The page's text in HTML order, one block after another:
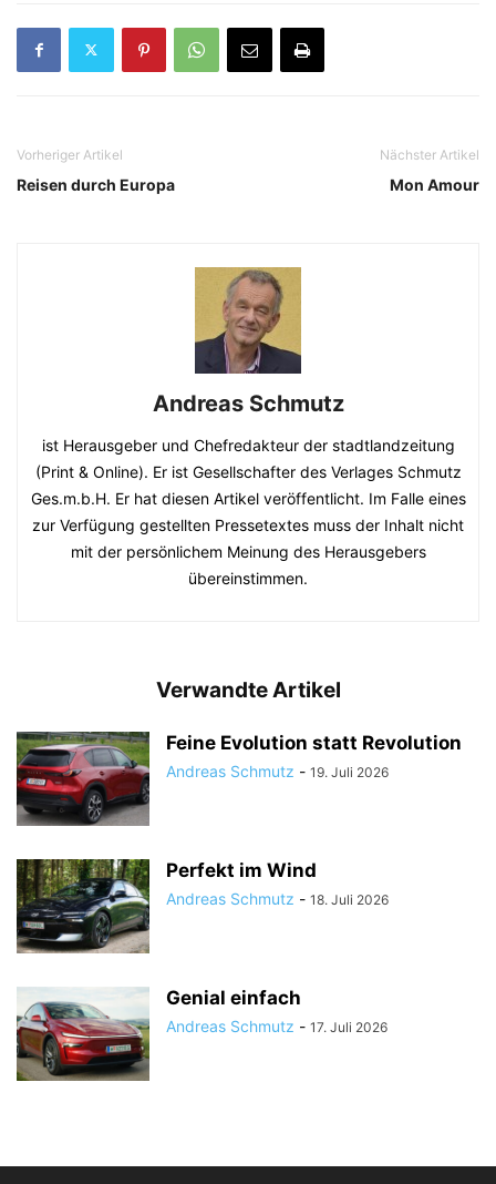
Vorheriger Artikel
Reisen durch Europa
Nächster Artikel
Mon Amour
Andreas Schmutz
ist Herausgeber und Chefredakteur der stadtlandzeitung
(Print & Online). Er ist Gesellschafter des Verlages Schmutz
Ges.m.b.H. Er hat diesen Artikel veröffentlicht. Im Falle eines
zur Verfügung gestellten Pressetextes muss der Inhalt nicht
mit der persönlichem Meinung des Herausgebers
übereinstimmen.
Verwandte Artikel
Feine Evolution statt Revolution
Andreas Schmutz - 19. Juli 2026
Perfekt im Wind
Andreas Schmutz - 18. Juli 2026
Genial einfach
Andreas Schmutz - 17. Juli 2026